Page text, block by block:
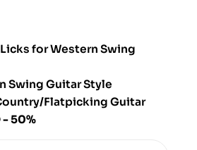
for Western Swing
Swing Guitar Style
Flatpicking Guitar
- 50%